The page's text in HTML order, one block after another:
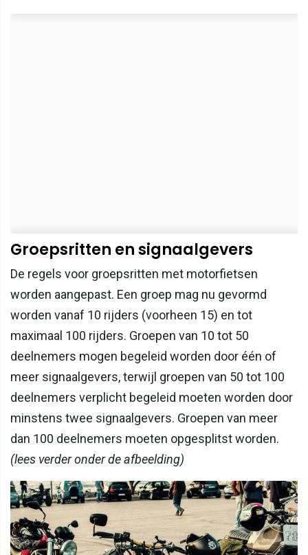
Groepsritten en signaalgevers
De regels voor groepsritten met motorfietsen
worden aangepast. Een groep mag nu gevormd
worden vanaf 10 rijders (voorheen 15) en tot
maximaal 100 rijders. Groepen van 10 tot 50
deelnemers mogen begeleid worden door één of
meer signaalgevers, terwijl groepen van 50 tot 100
deelnemers verplicht begeleid moeten worden door
minstens twee signaalgevers. Groepen van meer
dan 100 deelnemers moeten opgesplitst worden.
(lees verder onder de afbeelding)